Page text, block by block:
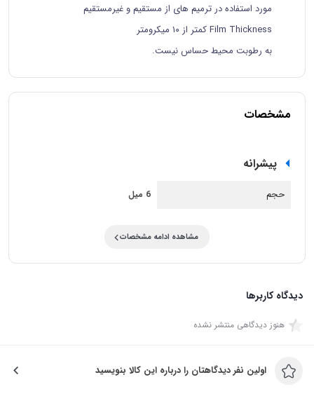
مورد استفاده در ترمیم­ های از مستقیم و غیرمستقیم
Film Thickness کمتر از ۱۰ میکرومتر
به رطوبت محیط حساس نیست.
مشخصات
پيشرانه
حجم 6 میل
مشاهده ادامه مشخصات
دیدگاه کاربرها
هنوز دیدگاهی منتشر نشده
اولین نفر دیدگاهتان را درباره این کالا بنویسید